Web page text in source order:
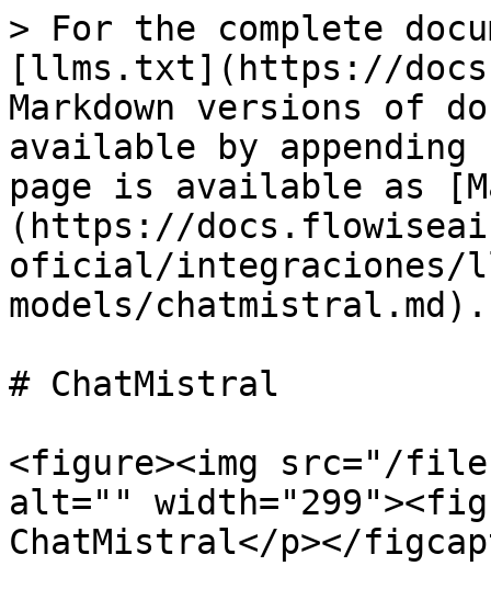
> For the complete
[llms.txt](https://
Markdown versions of
available by
page is available as
(https://
oficial/integraciones/
models/chatmistral.md).
# ChatMistral
<figure><img src="/files/
alt=""
ChatMistral</p></